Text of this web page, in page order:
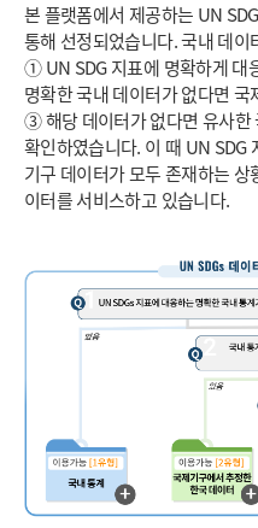
본 플랫폼에서 제공하는 UN
통해 선정되었습니다. 국내 데
① UN SDG 지표에 명확하게 대
명확한 국내 데이터가 없다면
③ 해당 데이터가 없다면 유사한
확인하였습니다. 이 때 UN SDG
기구 데이터가 모두 존재하는
이터를 서비스하고 있습니다.